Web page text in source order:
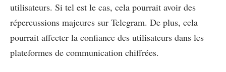
utilisateurs. Si tel est le cas, cela pourrait avoir des
répercussions majeures sur Telegram. De plus, cela
pourrait affecter la confiance des utilisateurs dans les
plateformes de communication chiffrées.